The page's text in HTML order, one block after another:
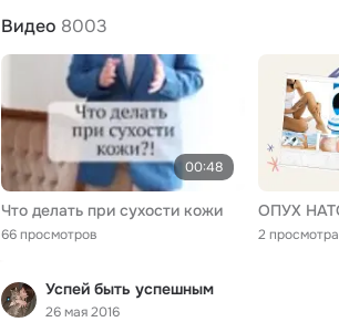
Видео 8003
00:48
Что делать при сухости кожи
66 просмотров 2 просмотра
Успей быть успешным
26 мая 2016